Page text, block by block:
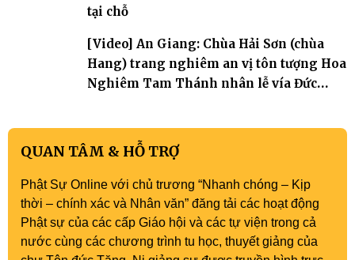
tại chỗ
[Video] An Giang: Chùa Hải Sơn (chùa
Hang) trang nghiêm an vị tôn tượng Hoa
Nghiêm Tam Thánh nhân lễ vía Đức
QUAN TÂM & HỖ TRỢ
Phật Sự Online với chủ trương “Nhanh chóng – Kịp
thời – chính xác và Nhân văn” đăng tải các hoạt động
Phật sự của các cấp Giáo hội và các tự viện trong cả
nước cùng các chương trình tu học, thuyết giảng của